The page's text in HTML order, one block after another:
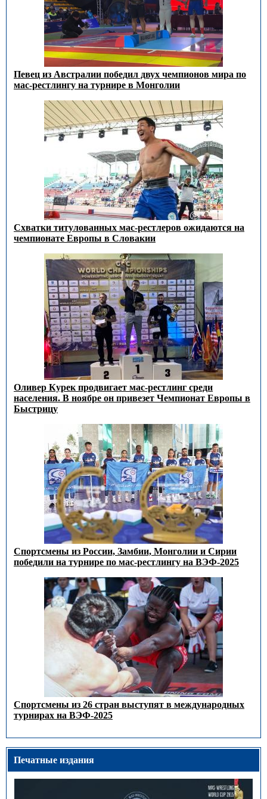
Певец из Австралии победил двух чемпионов мира по
мас-рестлингу на турнире в Монголии
Схватки титулованных мас-рестлеров ожидаются на
чемпионате Европы в Словакии
Оливер Курек продвигает мас-рестлинг среди
населения. В ноябре он привезет Чемпионат Европы в
Быстрицу
Спортсмены из России, Замбии, Монголии и Сирии
победили на турнире по мас-рестлингу на ВЭФ-2025
Спортсмены из 26 стран выступят в международных
турнирах на ВЭФ-2025
Печатные издания